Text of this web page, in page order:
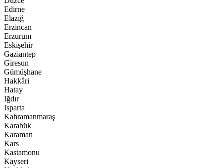
Edirne
Elazığ
Erzincan
Erzurum
Eskişehir
Gaziantep
Giresun
Gümüşhane
Hakkâri
Hatay
Iğdır
Isparta
Kahramanmaraş
Karabük
Karaman
Kars
Kastamonu
Kayseri